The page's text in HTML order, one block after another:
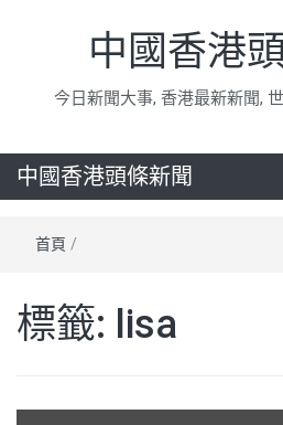
中國香港
今日新聞大事, 香港最新新聞,
中國香港頭條新聞
首頁 /
標籤: lisa